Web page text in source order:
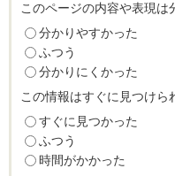
このページの内容や表現は
分かりやすかった
ふつう
分かりにくかった
この情報はすぐに見つけら
すぐに見つかった
ふつう
時間がかかった